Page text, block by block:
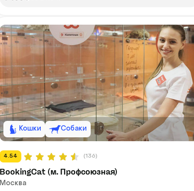
Кошки Собаки
4.54 (136)
BookingCat (м. Профсоюзная)
Москва